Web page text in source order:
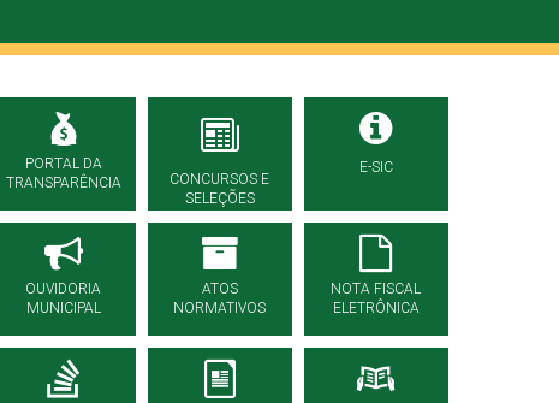
PORTAL DA
TRANSPARÊNCIA
CONCURSOS E
SELEÇÕES
E-SIC
OUVIDORIA
MUNICIPAL
ATOS
NORMATIVOS
NOTA FISCAL
ELETRÔNICA